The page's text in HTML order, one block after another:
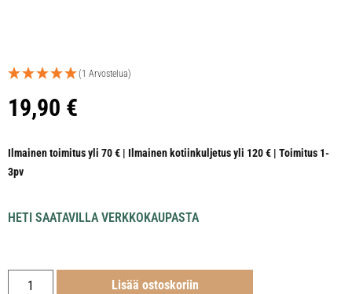
(1 Arvostelua)
19,90 €
Ilmainen toimitus yli 70 € | Ilmainen kotiinkuljetus yli 120 € | Toimitus 1-
3pv
HETI SAATAVILLA VERKKOKAUPASTA
Lisää ostoskoriin